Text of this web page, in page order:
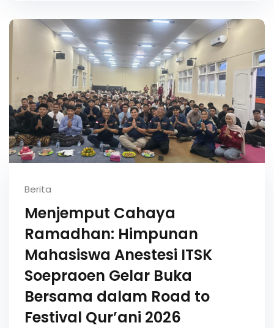
Berita
Menjemput Cahaya
Ramadhan: Himpunan
Mahasiswa Anestesi ITSK
Soepraoen Gelar Buka
Bersama dalam Road to
Festival Qur’ani 2026